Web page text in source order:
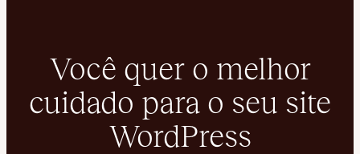
Você quer o melhor
cuidado para o seu site
WordPress